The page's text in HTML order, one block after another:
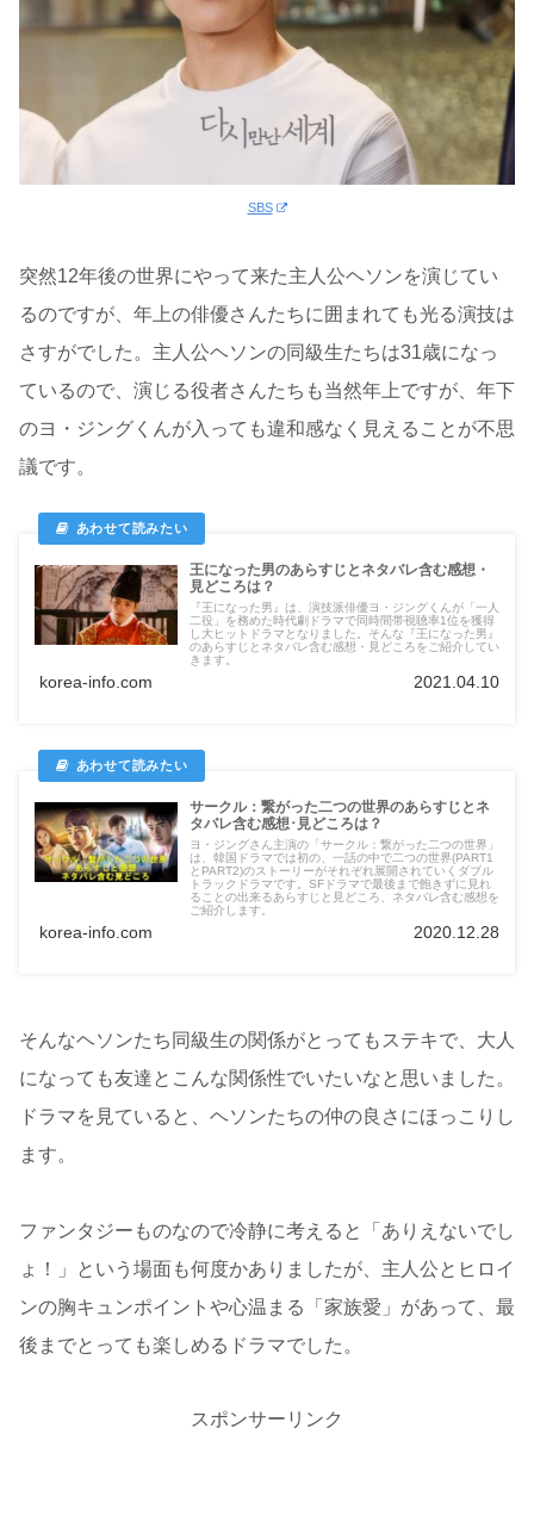
SBS
突然12年後の世界にやって来た主人公ヘソンを演じてい
るのですが、年上の俳優さんたちに囲まれても光る演技は
さすがでした。主人公ヘソンの同級生たちは31歳になっ
ているので、演じる役者さんたちも当然年上ですが、年下
のヨ・ジングくんが入っても違和感なく見えることが不思
議です。
王になった男のあらすじとネタバレ含む感想・
見どころは？
『王になった男』は、演技派俳優ヨ・ジングくんが「一人
二役」を務めた時代劇ドラマで同時間帯視聴率1位を獲得
し大ヒットドラマとなりました。そんな『王になった男』
のあらすじとネタバレ含む感想・見どころをご紹介してい
きます。
korea-info.com 2021.04.10
サークル：繋がった二つの世界のあらすじとネ
タバレ含む感想･見どころは？
ヨ・ジングさん主演の「サークル：繋がった二つの世界」
は、韓国ドラマでは初の、一話の中で二つの世界(PART1
とPART2)のストーリーがそれぞれ展開されていくダブル
トラックドラマです。SFドラマで最後まで飽きずに見れ
ることの出来るあらすじと見どころ、ネタバレ含む感想を
ご紹介します。
korea-info.com 2020.12.28
そんなヘソンたち同級生の関係がとってもステキで、大人
になっても友達とこんな関係性でいたいなと思いました。
ドラマを見ていると、ヘソンたちの仲の良さにほっこりし
ます。
ファンタジーものなので冷静に考えると「ありえないでし
ょ！」という場面も何度かありましたが、主人公とヒロイ
ンの胸キュンポイントや心温まる「家族愛」があって、最
後までとっても楽しめるドラマでした。
スポンサーリンク